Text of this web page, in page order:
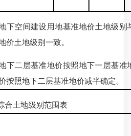
下空间建设用地基准地价土地级别
价土地级别一致。
下二层基准地价按照地下一层基准
按照地下二层基准地价减半确定。
土地级别范围表